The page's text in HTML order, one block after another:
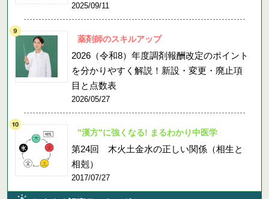
2025/09/11
薬剤師のスキルアップ
2026（令和8）年度調剤報酬改定のポイント
を分かりやすく解説！新設・変更・廃止項
目と点数表
2026/05/27
”漢方”に強くなる! まるわかり中医学
第24回 木火土金水の正しい関係（相生と
相剋）
2017/07/27